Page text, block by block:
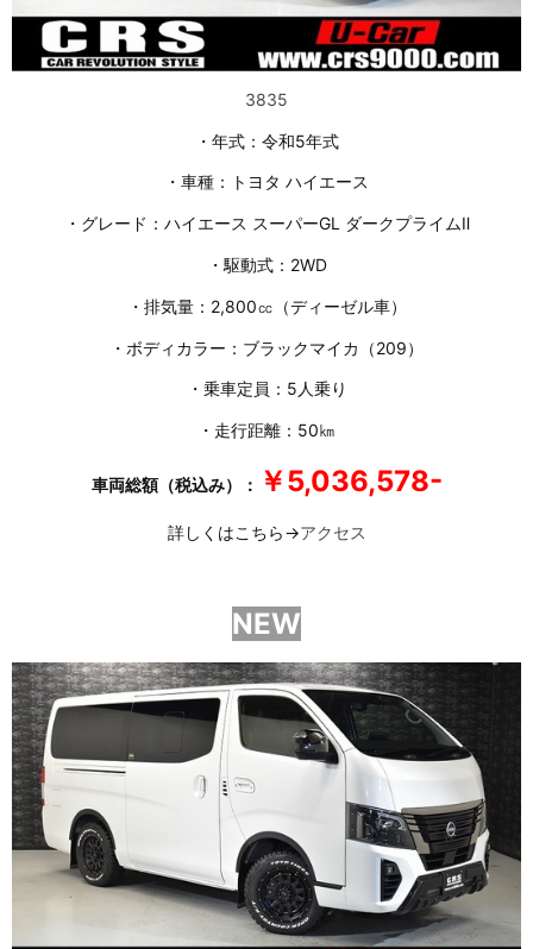
3835
・年式：令和5年式
・車種：トヨタ ハイエース
・グレード：ハイエース スーパーGL ダークプライムⅡ
・駆動式：2WD
・排気量：2,800㏄（ディーゼル車）
・ボディカラー：ブラックマイカ（209）
・乗車定員：5人乗り
・走行距離：50㎞
車両総額（税込み）： ￥5,036,578-
詳しくはこちら→アクセス
NEW